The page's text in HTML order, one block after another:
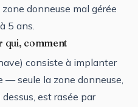
donneuse mal gérée
5 ans.
qui, comment
consiste à implanter
— seule la zone donneuse,
est rasée par